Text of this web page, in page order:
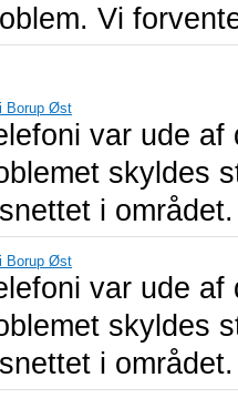
Vi
Borup Øst
var ude
skyldes
i området.
Borup Øst
var ude
skyldes
i området.